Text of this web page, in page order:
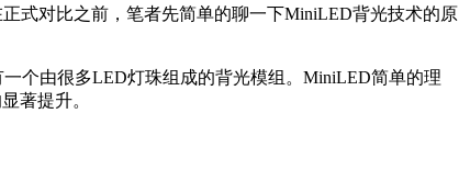
式对比之前，笔者先简单的聊一下MiniLED背光技术的原
个由很多LED灯珠组成的背光模组。MiniLED简单的理
著提升。